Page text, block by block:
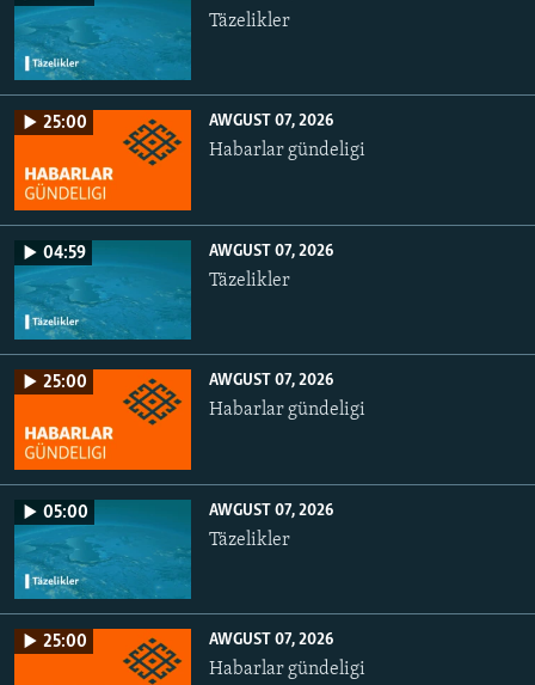
Täzelikler
25:00 AWGUST 07, 2026
Habarlar gündeligi
04:59 AWGUST 07, 2026
Täzelikler
25:00 AWGUST 07, 2026
Habarlar gündeligi
05:00 AWGUST 07, 2026
Täzelikler
25:00 AWGUST 07, 2026
Habarlar gündeligi